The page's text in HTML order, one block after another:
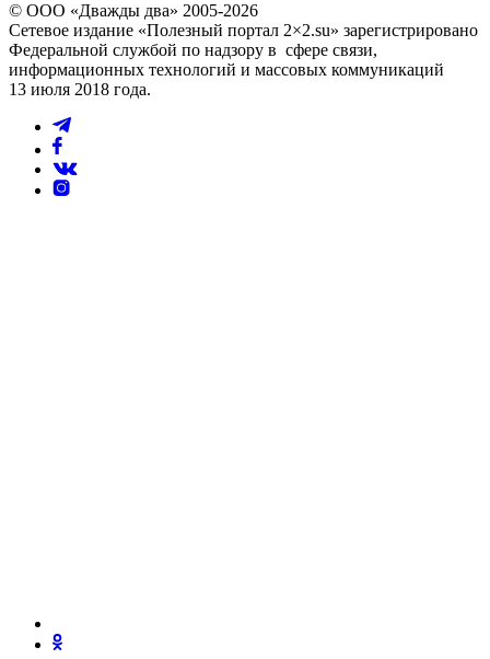
© ООО «Дважды два» 2005-2026
Сетевое издание «Полезный портал 2×2.su» зарегистрировано
Федеральной службой по надзору в сфере связи,
информационных технологий и массовых коммуникаций
13 июля 2018 года.